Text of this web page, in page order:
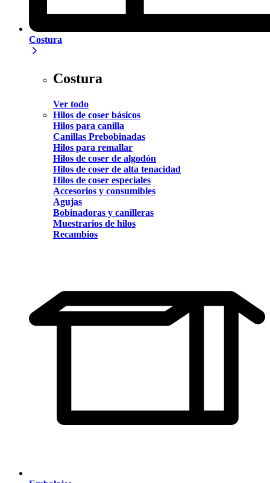
Costura
Costura
Ver todo
Hilos de coser básicos
Hilos para canilla
Canillas Prebobinadas
Hilos para remallar
Hilos de coser de algodón
Hilos de coser de alta tenacidad
Hilos de coser especiales
Accesorios y consumibles
Agujas
Bobinadoras y canilleras
Muestrarios de hilos
Recambios